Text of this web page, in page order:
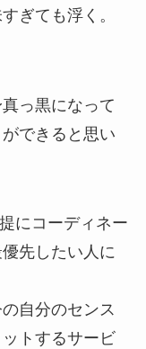
ぎても浮く。
っ黒になって
できると思い
にコーディネー
先したい人に
自分のセンス
トするサービ